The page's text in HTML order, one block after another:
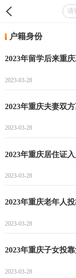
户籍身份
2023-03-28
2023-03-28
2023年重庆居住证
2023-03-28
2023年重庆老年人
2023-03-28
2023-03-28